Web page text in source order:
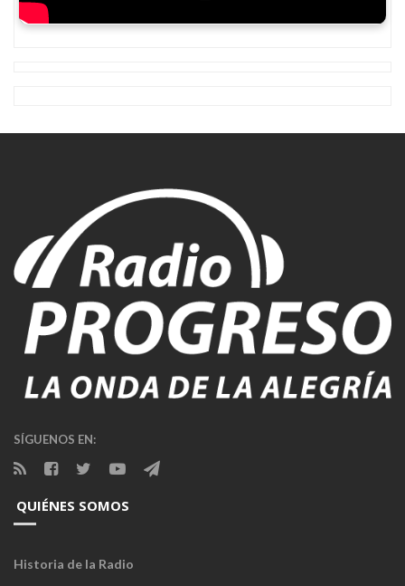
SÍGUENOS EN:
QUIÉNES SOMOS
Historia de la Radio